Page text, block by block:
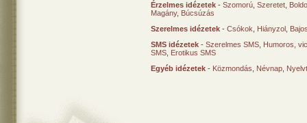
Érzelmes idézetek - Szomorú Szeretet
Magány, Búcsúzás
Szerelmes idézetek - Csókok Hiányzol
SMS idézetek - Szerelmes SMS Humoros,
SMS Erotikus SMS
Egyéb idézetek - Közmondás Névnap